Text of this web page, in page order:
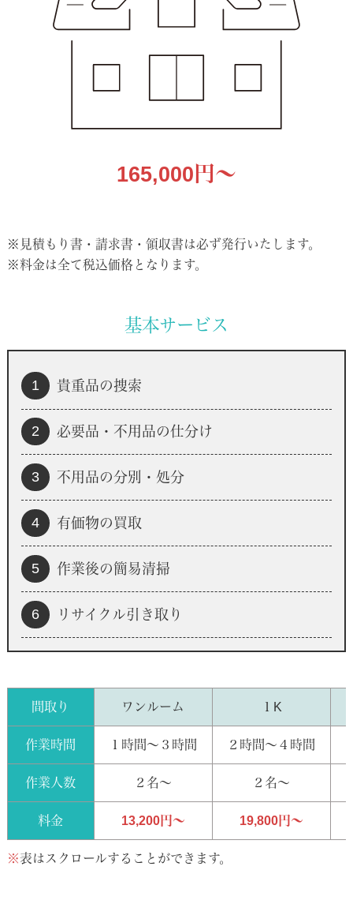
165,000円〜
※見積もり書・請求書・領収書は必ず発行いたします。
※料金は全て税込価格となります。
基本サービス
1 貴重品の捜索
2 必要品・不用品の仕分け
3 不用品の分別・処分
4 有価物の買取
5 作業後の簡易清掃
6 リサイクル引き取り
間取り
作業時間
作業人数
料金
ワンルーム
１時間～３時間
２名～
13,200円～
１K
２時間～４時間
２名〜
19,800円～
※表はスクロールすることができます。